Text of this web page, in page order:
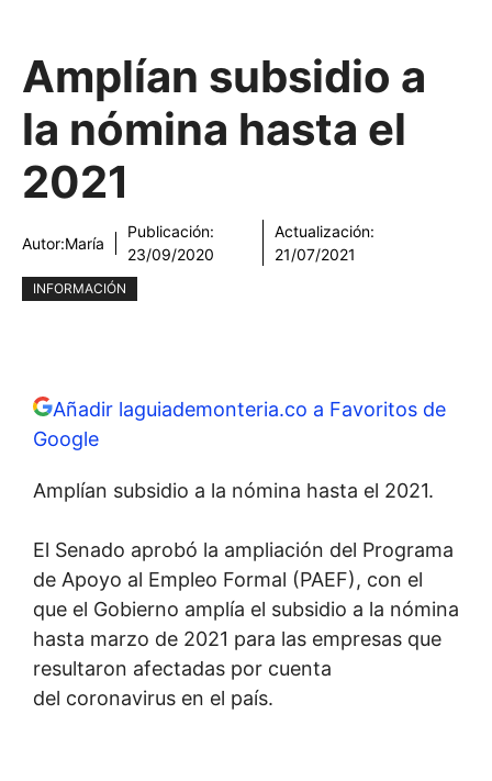
Amplían subsidio a
la nómina hasta el
2021
Autor:María
Publicación:
23/09/2020
Actualización:
21/07/2021
INFORMACIÓN
Añadir laguiademonteria.co a Favoritos de
Google
Amplían subsidio a la nómina hasta el 2021.
El Senado aprobó la ampliación del Programa
de Apoyo al Empleo Formal (PAEF), con el
que el Gobierno amplía el subsidio a la nómina
hasta marzo de 2021 para las empresas que
resultaron afectadas por cuenta
del coronavirus en el país.